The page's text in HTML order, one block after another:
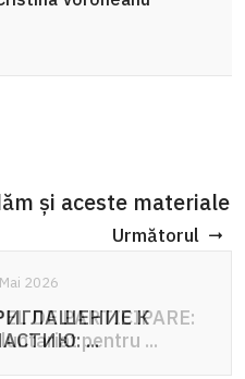
și aceste materiale
Următorul
2026
К
...
2026
DE PARTICIPARE:
pentru ...